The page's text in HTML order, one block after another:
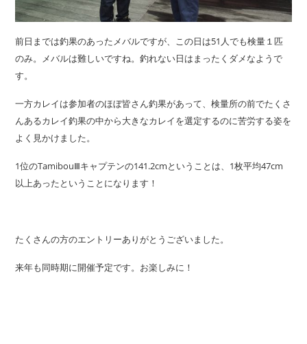
前日までは釣果のあったメバルですが、この日は51人でも検量１匹
のみ。メバルは難しいですね。釣れない日はまったくダメなようで
す。
一方カレイは参加者のほぼ皆さん釣果があって、検量所の前でたくさ
んあるカレイ釣果の中から大きなカレイを選定するのに苦労する姿を
よく見かけました。
1位のTamibouⅢキャプテンの141.2cmということは、1枚平均47cm
以上あったということになります！
たくさんの方のエントリーありがとうございました。
来年も同時期に開催予定です。お楽しみに！